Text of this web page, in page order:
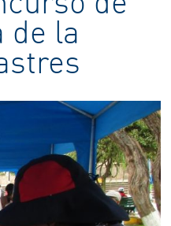
de la